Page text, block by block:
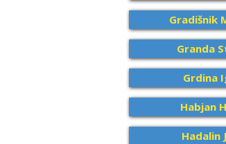
Gradišnik
Granda
Grdina
Habjan
Hadalin